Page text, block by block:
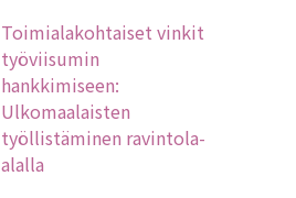
Toimialakohtaiset vinkit
työviisumin
hankkimiseen:
Ulkomaalaisten
työllistäminen ravintola-
alalla